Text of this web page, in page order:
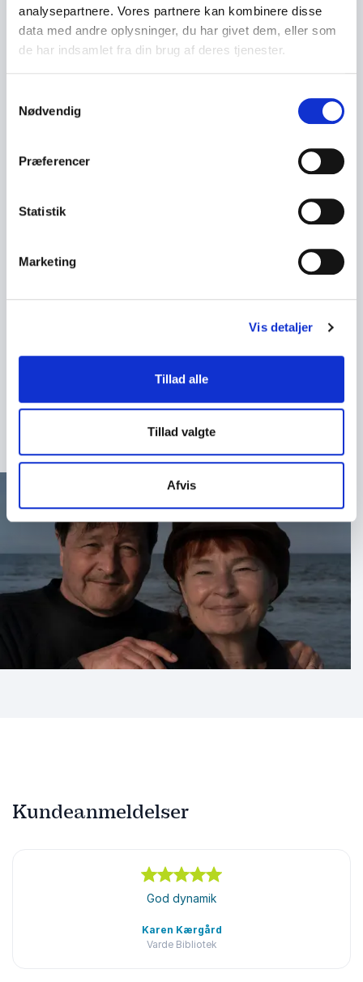
analysepartnere. Vores partnere kan kombinere disse
data med andre oplysninger, du har givet dem, eller som
de har indsamlet fra din brug af deres tjenester.
Nødvendig
Præferencer
Statistik
Marketing
Vis detaljer
Tillad alle
Tillad valgte
Afvis
Et foredrag fyldt med passion og
underholdende og tankevækkende. Publikum får et
fiktionens univers. Med humor, indsigt og et glimt i
fakta, følelser og fortælling smelter sammen.
Book Erik Valeur og Lise Ringhof
BookErik Valeur og Lise Ringhoftil jeres næste
vis forener litteratur, historie og menneskelige
refleksioner. Et foredrag, der vækker eftertanke,
berører og giver publikum en ny forståelse af,
og på Danmark.
Kundeanmeldelser
God dynamik
Karen Kærgård
Varde Bibliotek